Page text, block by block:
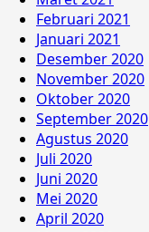
Februari 2021
Januari 2021
Desember 2020
November 2020
Oktober 2020
September 2020
Agustus 2020
Juli 2020
Juni 2020
Mei 2020
April 2020